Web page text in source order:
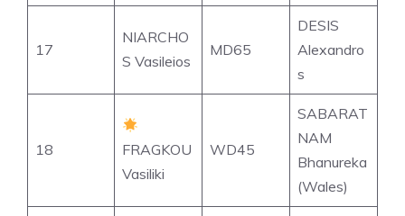
17
NIARCHO
S Vasileios
MD65
DESIS
Alexandro
s
18
FRAGKOU
Vasiliki
WD45
SABARAT
NAM
Bhanureka
(Wales)